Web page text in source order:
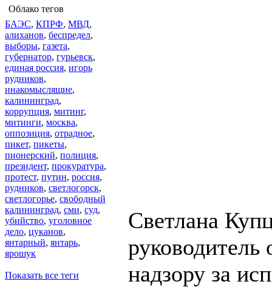
Облако тегов
БАЭС, КПРФ, МВД,
алиханов, беспредел,
выборы, газета,
губернатор, гурьевск,
единая россия, игорь
рудников,
инакомыслящие,
калининград,
коррупция, митинг,
митинги, москва,
оппозиция, отрадное,
пикет, пикеты,
пионерский, полиция,
президент, прокуратура,
протест, путин, россия,
рудников, светлогорск,
светлогорье, свободный
калининград, сми, суд,
убийство, уголовное
дело, цуканов,
янтарный, янтарь,
ярошук
Показать все теги
Светлана
руководитель
надзору за